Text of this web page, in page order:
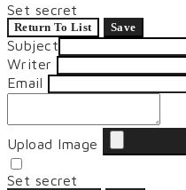
Set secret
Return To List Save
Subject
Writer
Email
Upload Image
Set secret